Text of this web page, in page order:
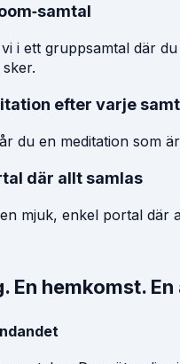
i ett gruppsamtal där
efter varje
du en meditation som
där allt samlas
mjuk, enkel portal där
En hemkomst.